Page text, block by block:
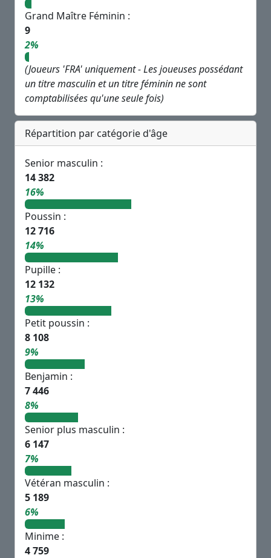
Grand Maître Féminin :
9
2%
(Joueurs 'FRA' uniquement - Les joueuses possédant
un titre masculin et un titre féminin ne sont
comptabilisées qu'une seule fois)
Répartition par catégorie d'âge
Senior masculin :
14 382
16%
Poussin :
12 716
14%
Pupille :
12 132
13%
Petit poussin :
8 108
9%
Benjamin :
7 446
8%
Senior plus masculin :
6 147
7%
Vétéran masculin :
5 189
6%
Minime :
4 759